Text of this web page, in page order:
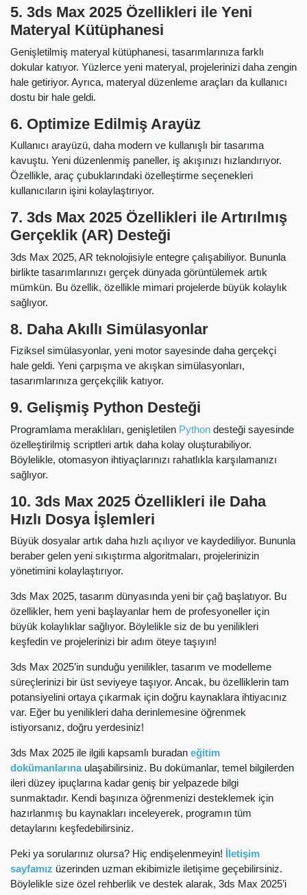
5. 3ds Max 2025 Özellikleri ile Yeni
Materyal Kütüphanesi
Genişletilmiş materyal kütüphanesi, tasarımlarınıza farklı
dokular katıyor. Yüzlerce yeni materyal, projelerinizi daha zengin
hale getiriyor. Ayrıca, materyal düzenleme araçları da kullanıcı
dostu bir hale geldi.
6. Optimize Edilmiş Arayüz
Kullanıcı arayüzü, daha modern ve kullanışlı bir tasarıma
kavuştu. Yeni düzenlenmiş paneller, iş akışınızı hızlandırıyor.
Özellikle, araç çubuklarındaki özelleştirme seçenekleri
kullanıcıların işini kolaylaştırıyor.
7. 3ds Max 2025 Özellikleri ile Artırılmış
Gerçeklik (AR) Desteği
3ds Max 2025, AR teknolojisiyle entegre çalışabiliyor. Bununla
birlikte tasarımlarınızı gerçek dünyada görüntülemek artık
mümkün. Bu özellik, özellikle mimari projelerde büyük kolaylık
sağlıyor.
8. Daha Akıllı Simülasyonlar
Fiziksel simülasyonlar, yeni motor sayesinde daha gerçekçi
hale geldi. Yeni çarpışma ve akışkan simülasyonları,
tasarımlarınıza gerçekçilik katıyor.
9. Gelişmiş Python Desteği
Programlama meraklıları, genişletilen Python desteği sayesinde
özelleştirilmiş scriptleri artık daha kolay oluşturabiliyor.
Böylelikle, otomasyon ihtiyaçlarınızı rahatlıkla karşılamanızı
sağlıyor.
10. 3ds Max 2025 Özellikleri ile Daha
Hızlı Dosya İşlemleri
Büyük dosyalar artık daha hızlı açılıyor ve kaydediliyor. Bununla
beraber gelen yeni sıkıştırma algoritmaları, projelerinizin
yönetimini kolaylaştırıyor.
3ds Max 2025, tasarım dünyasında yeni bir çağ başlatıyor. Bu
özellikler, hem yeni başlayanlar hem de profesyoneller için
büyük kolaylıklar sağlıyor. Böylelikle siz de bu yenilikleri
keşfedin ve projelerinizi bir adım öteye taşıyın!
3ds Max 2025’in sunduğu yenilikler, tasarım ve modelleme
süreçlerinizi bir üst seviyeye taşıyor. Ancak, bu özelliklerin tam
potansiyelini ortaya çıkarmak için doğru kaynaklara ihtiyacınız
var. Eğer bu yenilikleri daha derinlemesine öğrenmek
istiyorsanız, doğru yerdesiniz!
3ds Max 2025 ile ilgili kapsamlı buradan eğitim
dokümanlarınaulaşabilirsiniz. Bu dokümanlar, temel bilgilerden
ileri düzey ipuçlarına kadar geniş bir yelpazede bilgi
sunmaktadır. Kendi başınıza öğrenmenizi desteklemek için
hazırlanmış bu kaynakları inceleyerek, programın tüm
detaylarını keşfedebilirsiniz.
Peki ya sorularınız olursa? Hiç endişelenmeyin! İletişim
sayfamız üzerinden uzman ekibimizle iletişime geçebilirsiniz.
Böylelikle size özel rehberlik ve destek alarak, 3ds Max 2025’i